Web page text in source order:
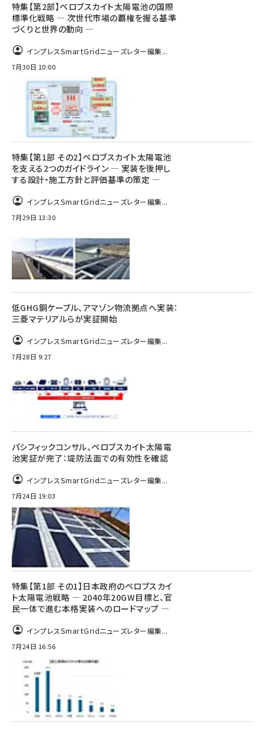
特集【第2部】ペロブスカイト太陽電池の国際
標準化戦略 ― 次世代市場の覇権を握る基準
づくりと世界の動向 ―
インプレスSmartGridニューズレター編集...
7月30日 10:00
特集【第1部 その2】ペロブスカイト太陽電池
を支える2つのガイドライン ― 実装を後押し
する設計・施工方針と評価基準の策定 ―
インプレスSmartGridニューズレター編集...
7月29日 13:30
低GHG銅ケーブル、アマゾン物流拠点へ実装：
三菱マテリアルらが実証開始
インプレスSmartGridニューズレター編集...
7月28日 9:27
パシフィックコンサル、ペロブスカイト太陽電
池実証が完了：堤防法面での有効性を確認
インプレスSmartGridニューズレター編集...
7月24日 19:03
特集【第1部 その1】日本政府のペロブスカイ
ト太陽電池戦略 ― 2040年20GW目標と、官
民一体で進む本格実装へのロードマップ ―
インプレスSmartGridニューズレター編集...
7月24日 16:56